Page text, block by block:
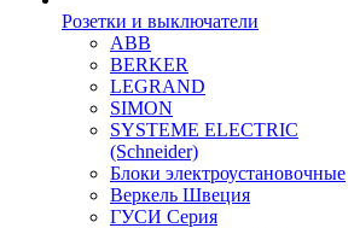
Розетки и выключатели
ABB
BERKER
LEGRAND
SIMON
SYSTEME ELECTRIC
(Schneider)
Блоки электроустановочные
Веркель Швеция
ГУСИ Серия